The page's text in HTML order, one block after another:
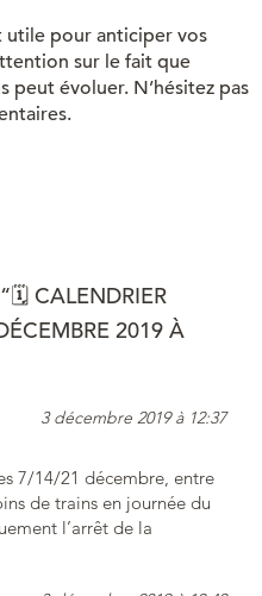
utile pour anticiper vos
sur le fait que
peut évoluer. N’hésitez pas
CALENDRIER
2019 À
3 décembre 2019 à 12:37
7/14/21 décembre, entre
de trains en journée du
l’arrêt de la